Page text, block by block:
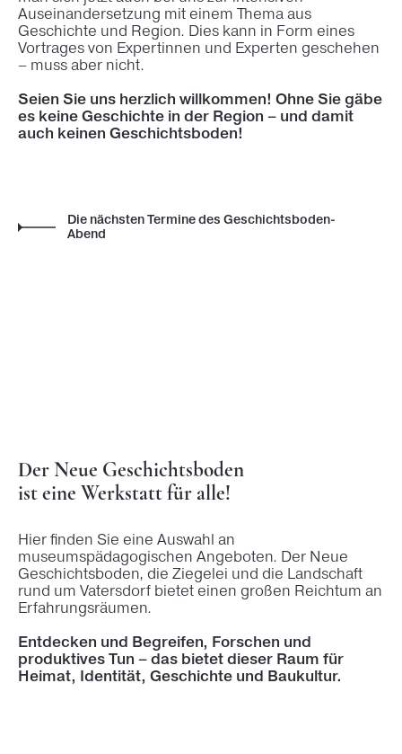
Auseinandersetzung mit einem Thema aus
Geschichte und Region. Dies kann in Form eines
Vortrages von Expertinnen und Experten geschehen
– muss aber nicht.
Seien Sie uns herzlich willkommen! Ohne Sie gäbe
es keine Geschichte in der Region – und damit
auch keinen Geschichtsboden!
Die nächsten Termine des Geschichtsboden-
Abend
Der Neue Geschichtsboden
ist eine Werkstatt für alle!
Hier finden Sie eine Auswahl an
museumspädagogischen Angeboten. Der Neue
Geschichtsboden, die Ziegelei und die Landschaft
rund um Vatersdorf bietet einen großen Reichtum an
Erfahrungsräumen.
Entdecken und Begreifen, Forschen und
produktives Tun – das bietet dieser Raum für
Heimat, Identität, Geschichte und Baukultur.